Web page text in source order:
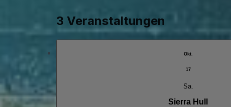
3 Veranstaltungen
Okt.
17
Sa.
Sierra Hull